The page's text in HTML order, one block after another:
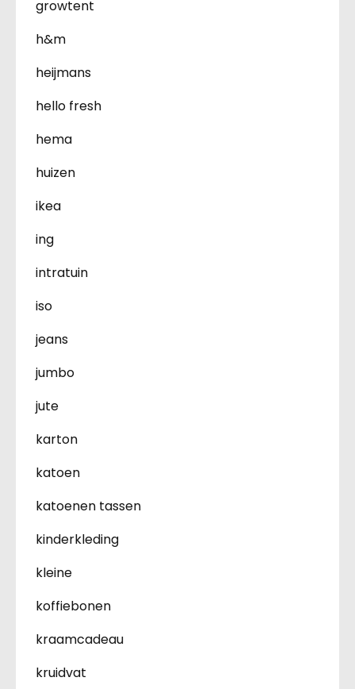
growtent
h&m
heijmans
hello fresh
hema
huizen
ikea
ing
intratuin
iso
jeans
jumbo
jute
karton
katoen
katoenen tassen
kinderkleding
kleine
koffiebonen
kraamcadeau
kruidvat